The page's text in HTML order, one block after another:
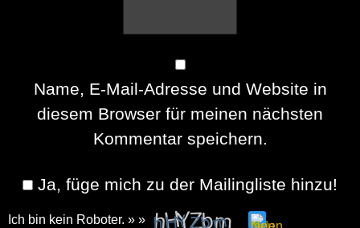
Name, E-Mail-Adresse und Website in
diesem Browser für meinen nächsten
Kommentar speichern.
Ja, füge mich zu der Mailingliste hinzu!
Ich bin kein Roboter. » »